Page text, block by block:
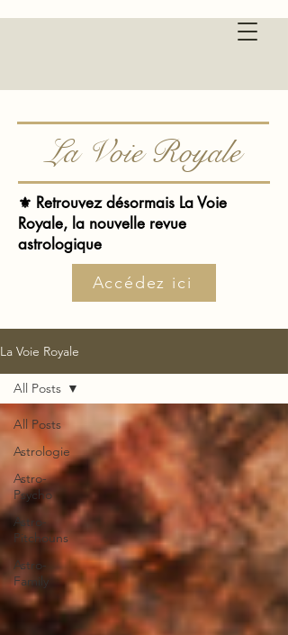
La Voie Royale
⚜️ Retrouvez désormais La Voie
Royale, la nouvelle revue
astrologique
Accédez ici
La Voie Royale
All Posts
Astrologie
Astro-
Psycho
Astro-
Pitchouns
Astro-
Family
All Posts